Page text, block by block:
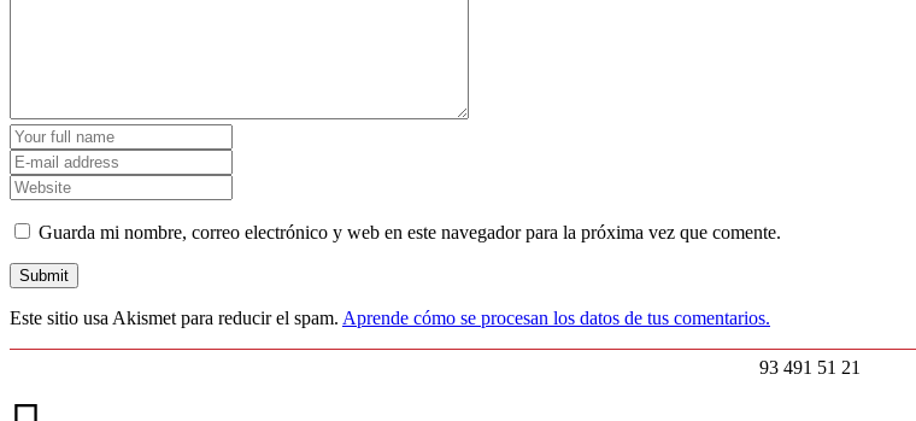
Guarda mi nombre, correo electrónico y web en este navegador para la próxima vez que comente.
Este sitio usa Akismet para reducir el spam. Aprende cómo se procesan los datos de tus comentarios.
93 491 51 21